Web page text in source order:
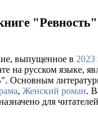
выпущенное в 2023
на русском языке,
". Основным
, Женский роман.
для